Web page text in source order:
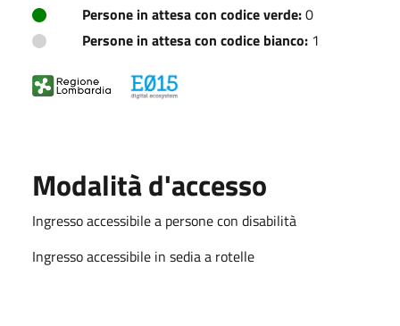
Persone in attesa con codice verde:0
Persone in attesa con codice bianco: 1
Modalità d'accesso
Ingresso accessibile a persone con disabilità
Ingresso accessibile in sedia a rotelle